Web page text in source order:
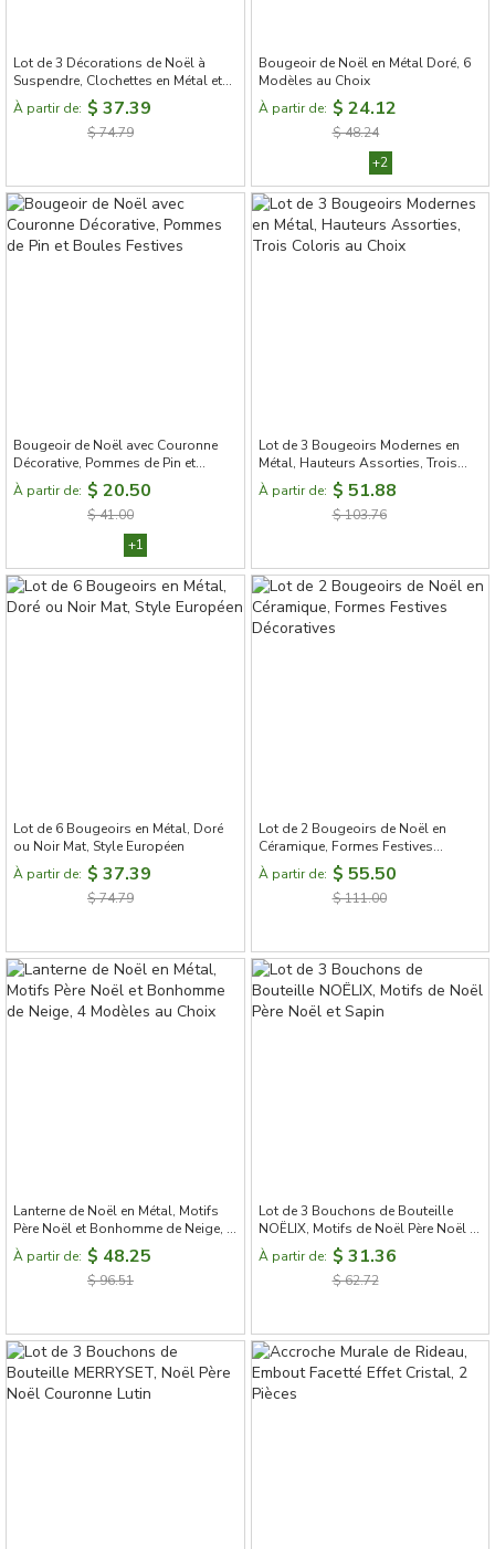
Lot de 3 Décorations de Noël à
Suspendre, Clochettes en Métal et
Résine, Père Noël, Renne et
Bonhomme de Neige
À partir de: $ 37.39
$ 74.79
Bougeoir de Noël en Métal Doré, 6
Modèles au Choix
À partir de: $ 24.12
$ 48.24
+2
Bougeoir de Noël avec Couronne
Décorative, Pommes de Pin et
Boules Festives
À partir de: $ 20.50
$ 41.00
+1
Lot de 3 Bougeoirs Modernes en
Métal, Hauteurs Assorties, Trois
Coloris au Choix
À partir de: $ 51.88
$ 103.76
Lot de 6 Bougeoirs en Métal, Doré
ou Noir Mat, Style Européen
À partir de: $ 37.39
$ 74.79
Lot de 2 Bougeoirs de Noël en
Céramique, Formes Festives
Décoratives
À partir de: $ 55.50
$ 111.00
Lanterne de Noël en Métal, Motifs
Père Noël et Bonhomme de Neige, 4
Modèles au Choix
À partir de: $ 48.25
$ 96.51
Lot de 3 Bouchons de Bouteille
NOËLIX, Motifs de Noël Père Noël et
Sapin
À partir de: $ 31.36
$ 62.72